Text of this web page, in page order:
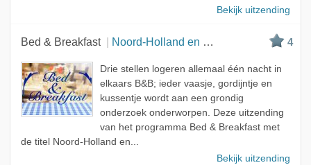
Bekijk uitzending
Bed & Breakfast Noord-Holland en Friesland 4
Drie stellen logeren allemaal één nacht in
elkaars B&B; ieder vaasje, gordijntje en
kussentje wordt aan een grondig
onderzoek onderworpen. Deze uitzending
van het programma Bed & Breakfast met
de titel Noord-Holland en...
Bekijk uitzending